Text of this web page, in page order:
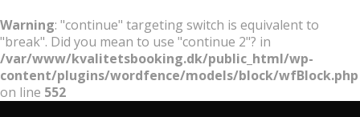
Warning: "continue" targeting switch is equivalent to
"break". Did you mean to use "continue 2"? in
/var/www/kvalitetsbooking.dk/public_html/wp-
content/plugins/wordfence/models/block/wfBlock.php
on line 552